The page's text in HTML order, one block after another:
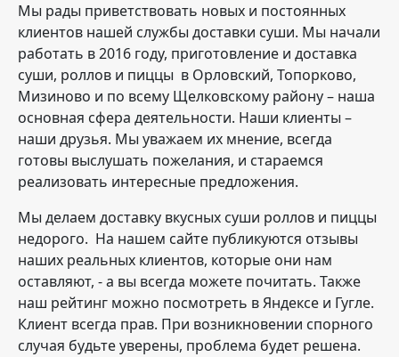
Мы рады приветствовать новых и постоянных
клиентов нашей службы доставки суши. Мы начали
работать в 2016 году, приготовление и доставка
суши, роллов и пиццы в Орловский, Топорково,
Мизиново и по всему Щелковскому району – наша
основная сфера деятельности. Наши клиенты –
наши друзья. Мы уважаем их мнение, всегда
готовы выслушать пожелания, и стараемся
реализовать интересные предложения.
Мы делаем доставку вкусных суши роллов и пиццы
недорого. На нашем сайте публикуются отзывы
наших реальных клиентов, которые они нам
оставляют, - а вы всегда можете почитать. Также
наш рейтинг можно посмотреть в Яндексе и Гугле.
Клиент всегда прав. При возникновении спорного
случая будьте уверены, проблема будет решена.